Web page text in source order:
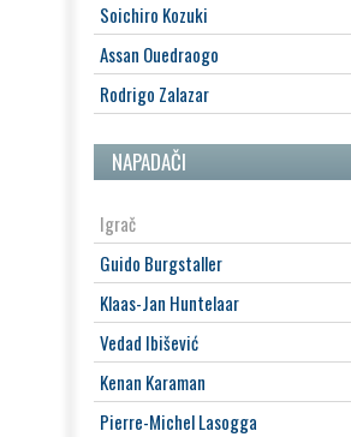
Soichiro Kozuki
Assan Ouedraogo
Rodrigo Zalazar
NAPADAČI
Igrač
Guido Burgstaller
Klaas-Jan Huntelaar
Vedad Ibišević
Kenan Karaman
Pierre-Michel Lasogga